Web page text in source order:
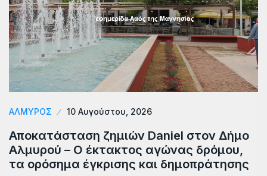
ΑΛΜΥΡΟΣ 10 Αυγούστου, 2026
Αποκατάσταση ζημιών Daniel στον Δήμο
Αλμυρού – Ο έκτακτος αγώνας δρόμου,
τα ορόσημα έγκρισης και δημοπράτησης